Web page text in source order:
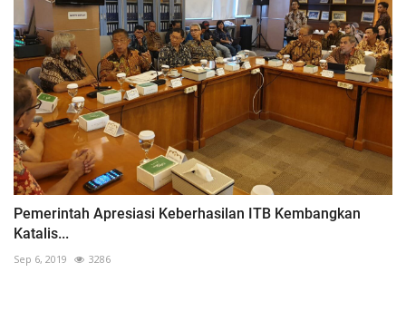
Pemerintah Apresiasi Keberhasilan ITB Kembangkan
Katalis...
Sep 6, 2019 3286